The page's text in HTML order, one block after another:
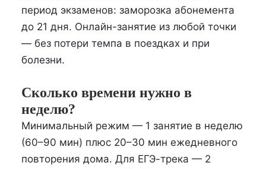
период экзаменов: заморозка абонемента
до 21 дня. Онлайн-занятие из любой точки
— без потери темпа в поездках и при
болезни.
Сколько времени нужно в
неделю?
Минимальный режим — 1 занятие в неделю
(60–90 мин) плюс 20–30 мин ежедневного
повторения дома. Для ЕГЭ-трека — 2